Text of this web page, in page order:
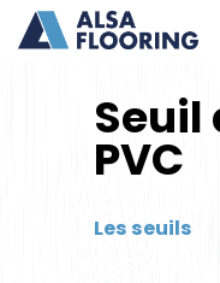
Seuil
PVC
Les seuils